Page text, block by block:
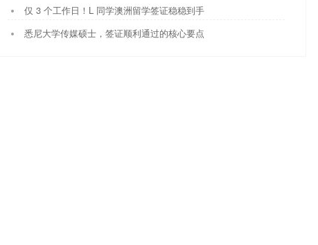
仅 3 个工作日！L 同学澳洲留学签证稳稳到手
悉尼大学传媒硕士，签证顺利通过的核心要点